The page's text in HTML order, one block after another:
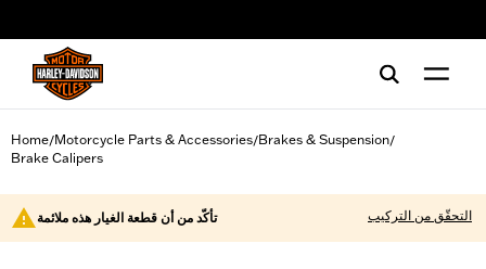
Home/Motorcycle Parts & Accessories/Brakes & Suspension/
Brake Calipers
تأكّد من أن قطعة الغيار هذه ملائمة التحقّق من التركيب